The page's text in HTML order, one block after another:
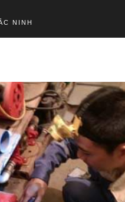
NINH